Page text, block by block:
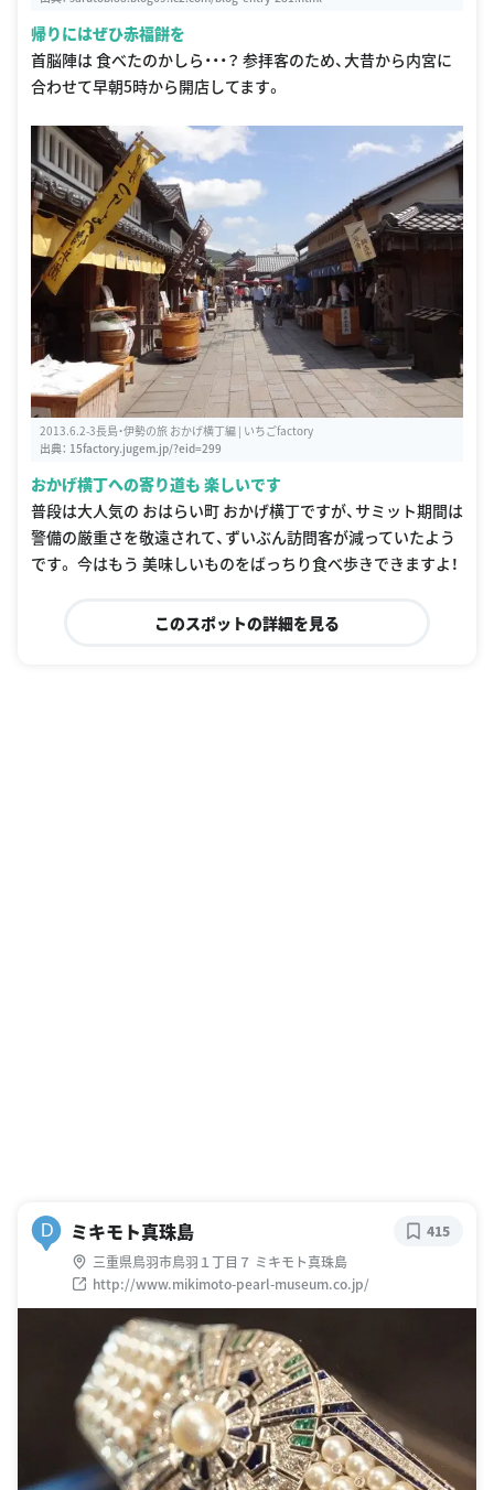
帰りにはぜひ赤福餅を
首脳陣は 食べたのかしら・・・？ 参拝客のため、大昔から内宮に
合わせて早朝5時から開店してます。
2013.6.2-3長島・伊勢の旅 おかげ横丁編 | いちごfactory
出典： 15factory.jugem.jp/?eid=299
おかげ横丁への寄り道も 楽しいです
普段は大人気の おはらい町 おかげ横丁ですが、サミット期間は
警備の厳重さを敬遠されて、ずいぶん訪問客が減っていたよう
です。 今はもう 美味しいものをばっちり食べ歩きできますよ！
このスポットの詳細を見る
D ミキモト真珠島
三重県鳥羽市鳥羽１丁目７ ミキモト真珠島
http://www.mikimoto-pearl-museum.co.jp/
415